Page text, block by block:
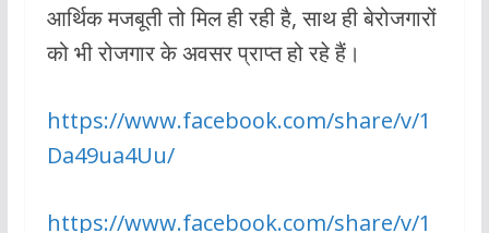
आर्थिक मजबूती तो मिल ही रही है, साथ ही बेरोजगारों
को भी रोजगार के अवसर प्राप्त हो रहे हैं।
https://www.facebook.com/share/v/1
Da49ua4Uu/
https://www.facebook.com/share/v/1